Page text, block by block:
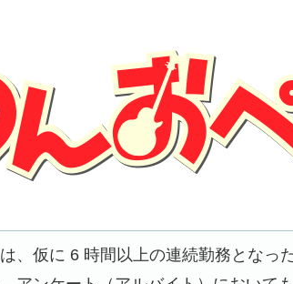
、仮に 6 時間以上の連続勤務となっ